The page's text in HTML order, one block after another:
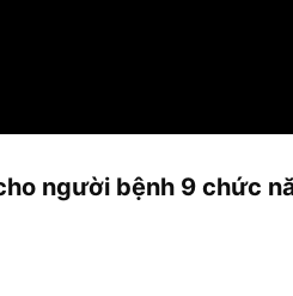
người bệnh 9 chức